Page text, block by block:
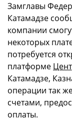
Замглавы
Катамадзе
компании
некоторых
потребуется
платформе
Катамадзе,
операции так
счетами,
оплаты.